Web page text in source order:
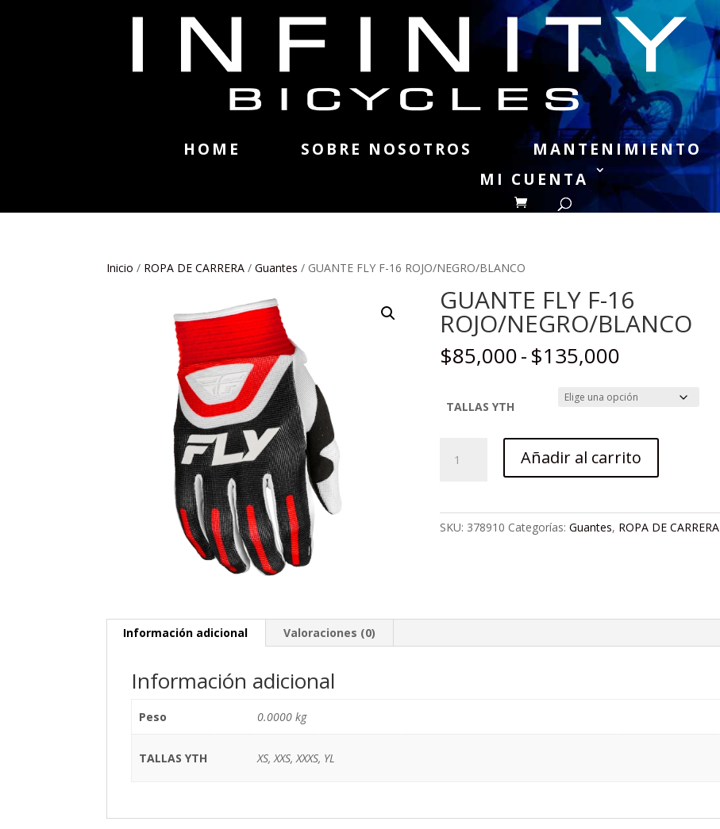
HOME SOBRE NOSOTROS MANTENIMIENTO
MI CUENTA
Inicio / ROPA DE CARRERA /Guantes / GUANTE FLY F-16 ROJO/NEGRO/BLANCO
GUANTE FLY F-16
ROJO/NEGRO/BLANCO
$85,000-$135,000Rango
precios:
desde
hasta
$135,000
TALLAS YTH
FLY
ROJO/NEGRO/BLANCO
Añadir al carrito
SKU: 378910 Categorías: Guantes, ROPA DE CARRERA
Información adicional Valoraciones (0)
Información adicional
Peso 0.0000 kg
TALLAS YTH XS, XXS, XXXS, YL